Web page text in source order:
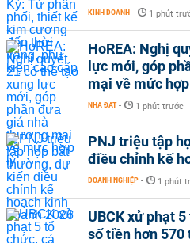
KINH DOANH - 1 phút
HoREA: Nghị
lực mới, góp
mại về mức
NHÀ ĐẤT - 1 phút trước
PNJ triệu tập
điều chỉnh kế
DOANH NGHIỆP - 1 phút
UBCK xử phạt
số tiền hơn 570